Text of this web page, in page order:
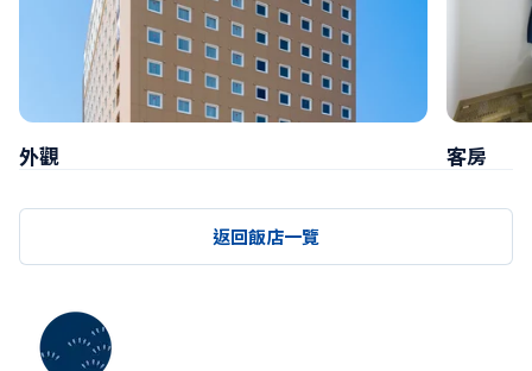
外觀 客房
返回飯店一覽